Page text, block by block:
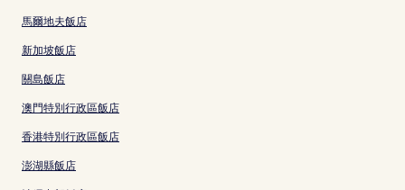
馬爾地夫飯店
新加坡飯店
關島飯店
澳門特別行政區飯店
香港特別行政區飯店
澎湖縣飯店